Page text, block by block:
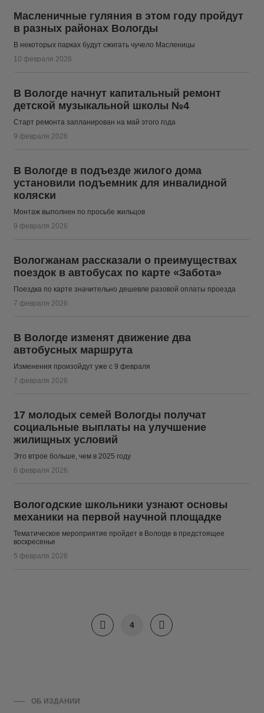
Масленичные гуляния в этом году пройдут
в разных районах Вологды
В некоторых парках будут сжигать чучело Масленицы
10 февраля 2026
В Вологде начнут капитальный ремонт
детской музыкальной школы №4
Старт ремонта запланирован на май этого года
9 февраля 2026
В Вологде в подъезде жилого дома
установили подъемник для инвалидной
коляски
Монтаж выполнен по просьбе жильцов
9 февраля 2026
Вологжанам рассказали о преимуществах
поездок в автобусах по карте «Забота»
Поездка по карте значительно дешевле разовой оплаты проезда
7 февраля 2026
В Вологде изменят движение два
автобусных маршрута
Изменения произойдут уже с 9 февраля
7 февраля 2026
17 молодых семей Вологды получат
социальные выплаты на улучшение
жилищных условий
Это втрое больше, чем в 2025 году
6 февраля 2026
Вологодские школьники узнают основы
механики на первой научной площадке
Тематическое мероприятие пройдет в Вологде в предстоящее
воскресенье
5 февраля 2026
4
ОБ ИЗДАНИИ